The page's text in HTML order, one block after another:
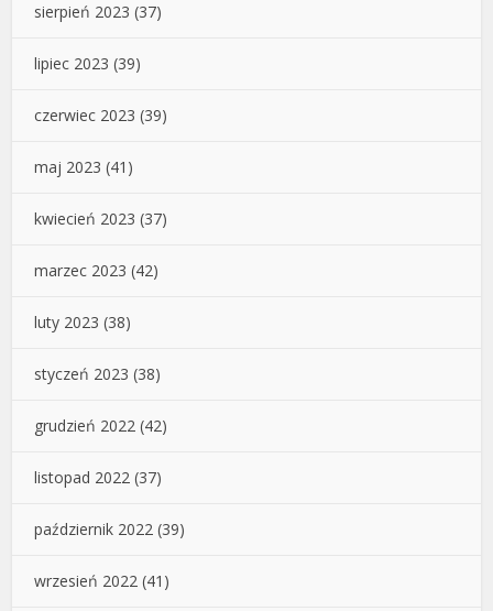
sierpień 2023 (37)
lipiec 2023 (39)
czerwiec 2023 (39)
maj 2023 (41)
kwiecień 2023 (37)
marzec 2023 (42)
luty 2023 (38)
styczeń 2023 (38)
grudzień 2022 (42)
listopad 2022 (37)
październik 2022 (39)
wrzesień 2022 (41)